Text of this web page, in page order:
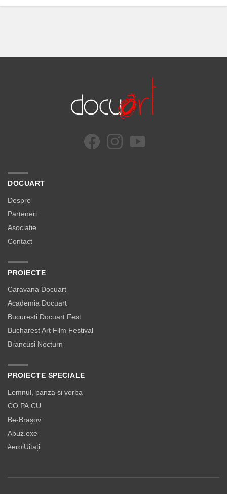
DOCUART
Despre
Parteneri
Asociație
Contact
PROIECTE
Caravana Docuart
Academia Docuart
Bucuresti Docuart Fest
Bucharest Art Film Festival
Brancusi Nocturn
PROIECTE SPECIALE
Lemnul, panza si vorba
CO.PA.CU
Be-Brașov
Abuz.exe
#eroiUitați